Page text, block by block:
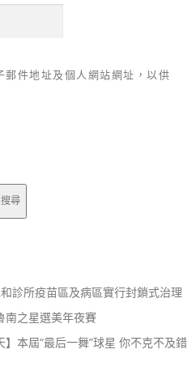
郵件地址及個人網站網址，以供
搜尋
診所疫苗區及病區實行封鎖式治理
南之星選美年夜賽
】本屆“最后一舞”球星 你不克不及錯